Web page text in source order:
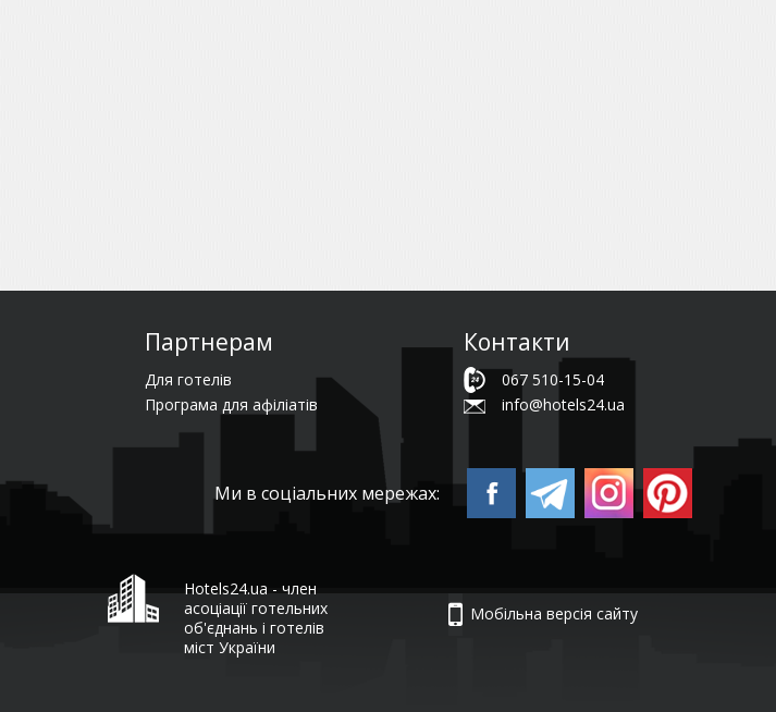
Партнерам
Для готелів
Програма для афіліатів
Контакти
067 510-15-04
info@hotels24.ua
Ми в соціальних мережах:
Hotels24.ua - член
асоціації готельних
об'єднань і готелів
міст України
Мобільна версія сайту